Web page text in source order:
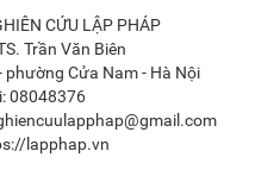
CỨU LẬP PHÁP
Trần Văn Biên
phường Cửa Nam - Hà Nội
08048376
lapphap.vn